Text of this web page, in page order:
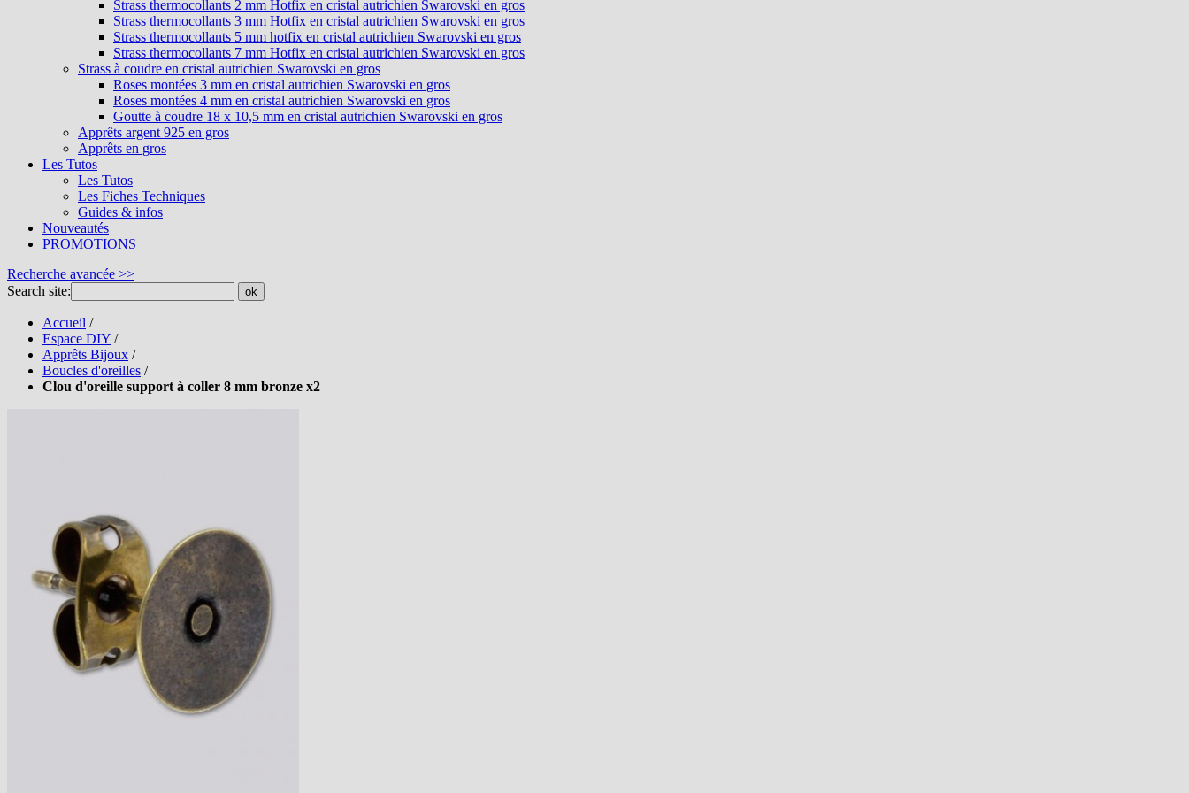
Strass thermocollants 2 mm Hotfix en cristal autrichien Swarovski en gros
Strass thermocollants 3 mm Hotfix en cristal autrichien Swarovski en gros
Strass thermocollants 5 mm hotfix en cristal autrichien Swarovski en gros
Strass thermocollants 7 mm Hotfix en cristal autrichien Swarovski en gros
Strass à coudre en cristal autrichien Swarovski en gros
Roses montées 3 mm en cristal autrichien Swarovski en gros
Roses montées 4 mm en cristal autrichien Swarovski en gros
Goutte à coudre 18 x 10,5 mm en cristal autrichien Swarovski en gros
Apprêts argent 925 en gros
Apprêts en gros
Les Tutos
Les Tutos
Les Fiches Techniques
Guides & infos
Nouveautés
PROMOTIONS
Recherche avancée >>
Search site:
ok
Accueil /
Espace DIY /
Apprêts Bijoux /
Boucles d'oreilles /
Clou d'oreille support à coller 8 mm bronze x2